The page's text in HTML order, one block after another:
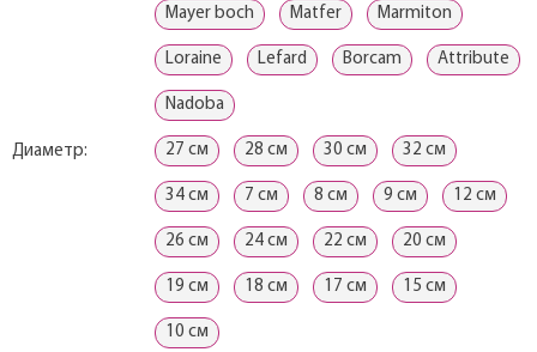
Mayer boch Matfer Marmiton
Loraine Lefard Borcam Attribute
Nadoba
Диаметр: 27 см 28 см 30 см 32 см
34 см 7 см 8 см 9 см 12 см
26 см 24 см 22 см 20 см
19 см 18 см 17 см 15 см
10 см